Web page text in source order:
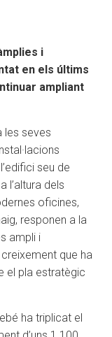
i
en els últims
ampliant
les seves
seu de
l’altura dels
oficines,
responen a la
ampli i
que ha
el pla estratègic
ha triplicat el